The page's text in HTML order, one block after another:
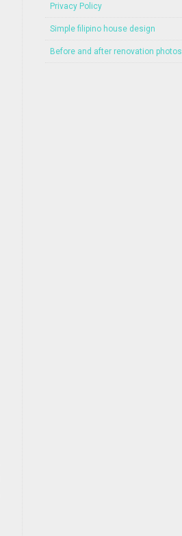
Privacy Policy
Simple filipino house design
Before and after renovation photos